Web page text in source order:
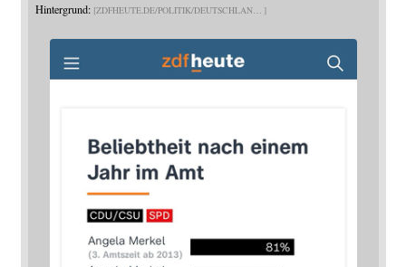
Hintergrund: ZDFHEUTE.DE/POLITIK/DEUTSCHLAN